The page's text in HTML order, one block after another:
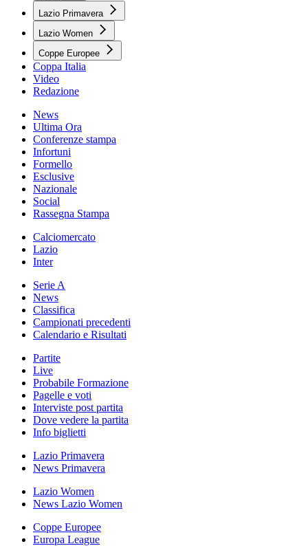
Lazio Primavera
Lazio Women
Coppe Europee
Coppa Italia
Video
Redazione
News
Ultima Ora
Conferenze stampa
Infortuni
Formello
Esclusive
Nazionale
Social
Rassegna Stampa
Calciomercato
Lazio
Inter
Serie A
News
Classifica
Campionati precedenti
Calendario e Risultati
Partite
Live
Probabile Formazione
Pagelle e voti
Interviste post partita
Dove vedere la partita
Info biglietti
Lazio Primavera
News Primavera
Lazio Women
News Lazio Women
Coppe Europee
Europa League